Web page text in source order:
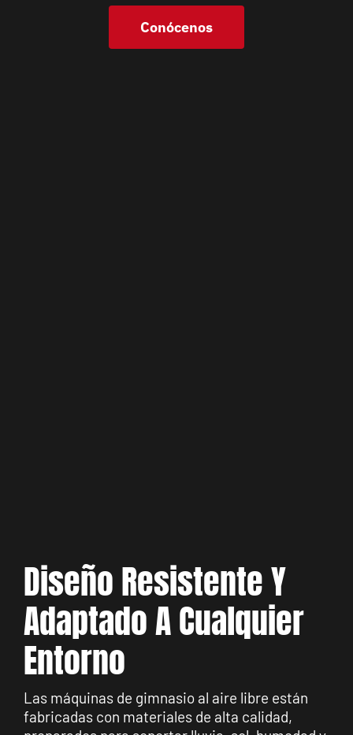
Conócenos
Diseño Resistente Y
Adaptado A Cualquier
Entorno
Las máquinas de gimnasio al aire libre están
fabricadas con materiales de alta calidad,